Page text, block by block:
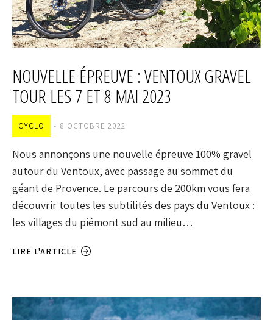
NOUVELLE ÉPREUVE : VENTOUX GRAVEL
TOUR LES 7 ET 8 MAI 2023
CYCLO 8 OCTOBRE 2022
Nous annonçons une nouvelle épreuve 100% gravel
autour du Ventoux, avec passage au sommet du
géant de Provence. Le parcours de 200km vous fera
découvrir toutes les subtilités des pays du Ventoux :
les villages du piémont sud au milieu…
LIRE L'ARTICLE